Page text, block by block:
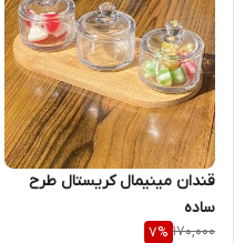
قندان مینیمال کریستال طرح
ساده
170,000
7%